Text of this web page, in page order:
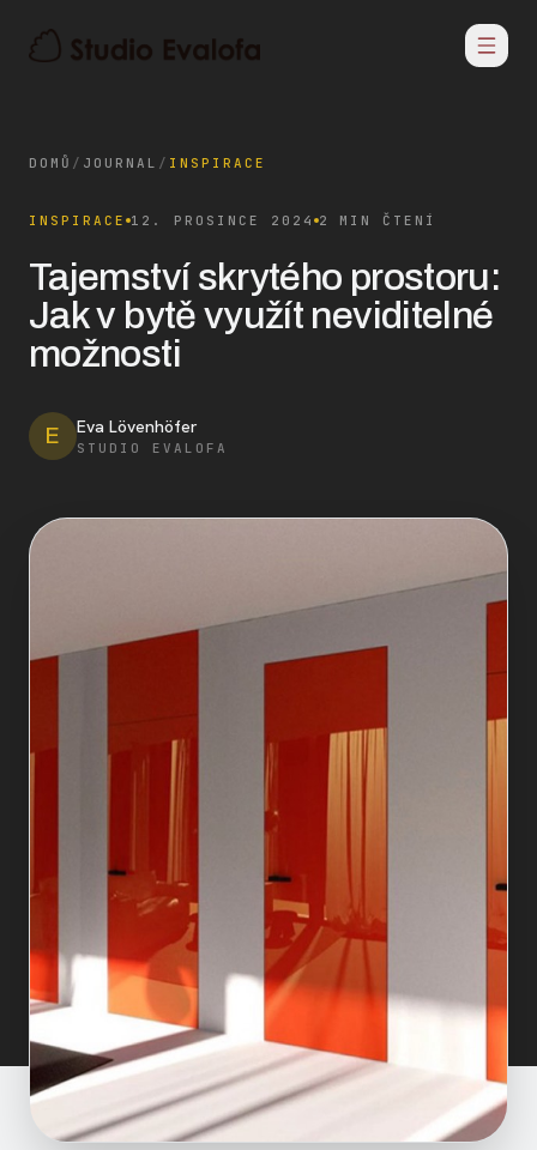
DOMŮ / JOURNAL / INSPIRACE
INSPIRACE 12. PROSINCE 2024 2 MIN ČTENÍ
Tajemství skrytého prostoru:
Jak v bytě využít neviditelné
možnosti
E Eva Lövenhöfer
STUDIO EVALOFA